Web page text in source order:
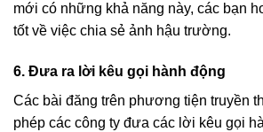
mới có những khả năng này, các bạn
tốt về việc chia sẻ ảnh hậu trường.
6. Đưa ra lời kêu gọi hành động
Các bài đăng trên phương tiện truyền
phép các công ty đưa các lời kêu gọi